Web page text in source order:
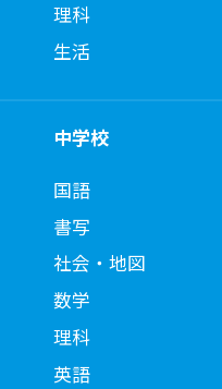
理科
生活
中学校
国語
書写
社会・地図
数学
理科
英語